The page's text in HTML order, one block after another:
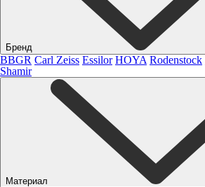
Бренд
BBGR Carl Zeiss Essilor HOYA Rodenstock
Shamir
Материал